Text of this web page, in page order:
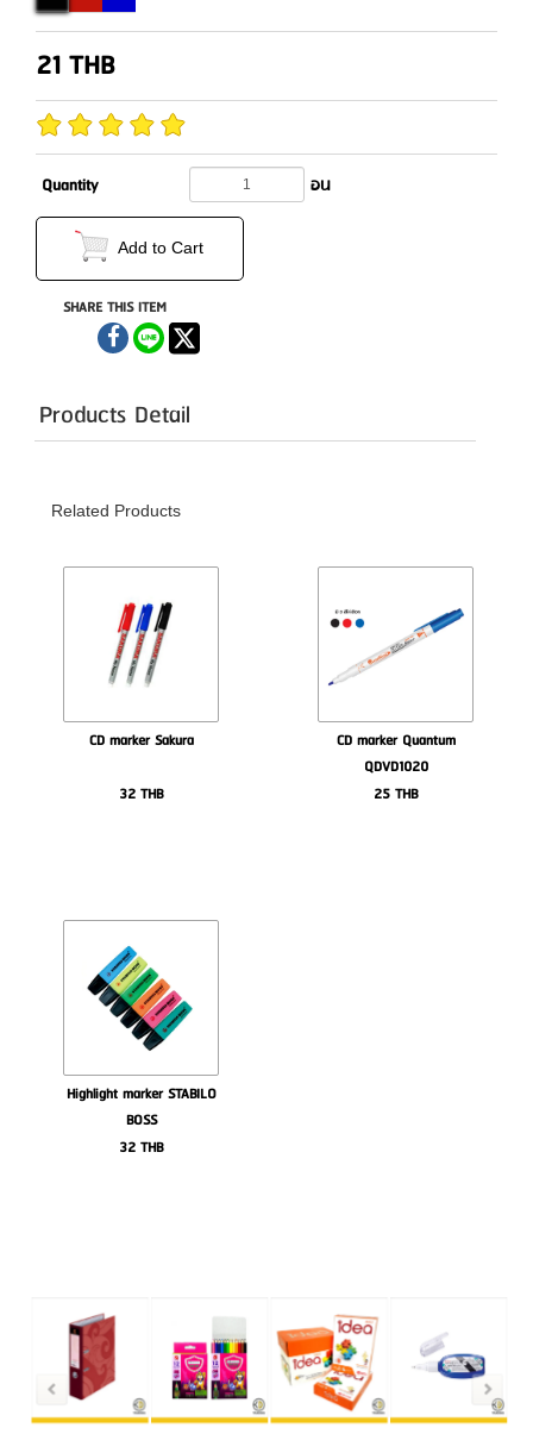
21THB
Quantity อน
Add to Cart
SHARE THIS ITEM
Products Detail
Related Products
CD marker Sakura
32THB
CD marker Quantum
QDVD1020
25THB
Highlight marker STABILO
BOSS
32THB